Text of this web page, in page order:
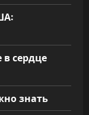
сердце
знать